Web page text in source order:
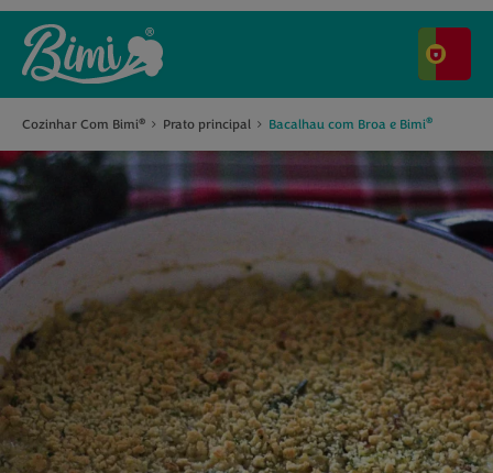
Cozinhar Com Bimi® Prato principal Bacalhau com Broa e Bimi®